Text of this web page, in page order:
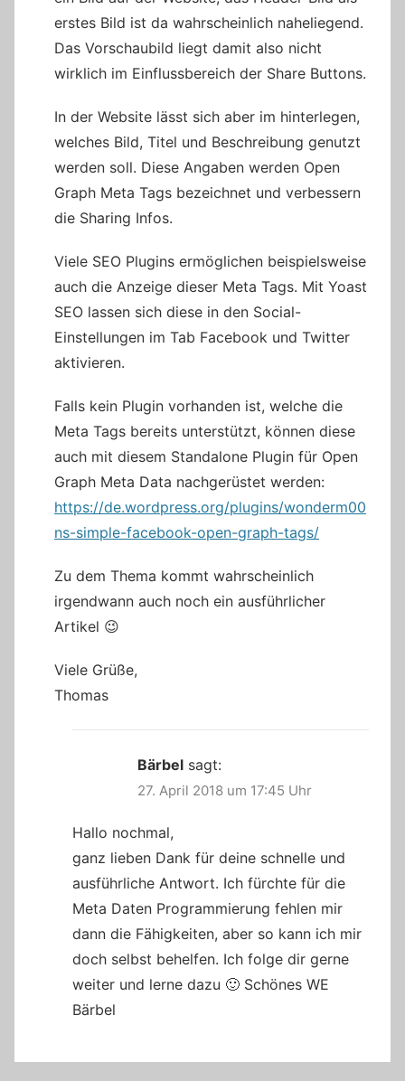
erstes Bild ist da wahrscheinlich naheliegend.
Das Vorschaubild liegt damit also nicht
wirklich im Einflussbereich der Share Buttons.
In der Website lässt sich aber im hinterlegen,
welches Bild, Titel und Beschreibung genutzt
werden soll. Diese Angaben werden Open
Graph Meta Tags bezeichnet und verbessern
die Sharing Infos.
Viele SEO Plugins ermöglichen beispielsweise
auch die Anzeige dieser Meta Tags. Mit Yoast
SEO lassen sich diese in den Social-
Einstellungen im Tab Facebook und Twitter
aktivieren.
Falls kein Plugin vorhanden ist, welche die
Meta Tags bereits unterstützt, können diese
auch mit diesem Standalone Plugin für Open
Graph Meta Data nachgerüstet werden:
https://de.wordpress.org/plugins/wonderm00
ns-simple-facebook-open-graph-tags/
Zu dem Thema kommt wahrscheinlich
irgendwann auch noch ein ausführlicher
Artikel 😉
Viele Grüße,
Thomas
Bärbel sagt:
27. April 2018 um 17:45 Uhr
Hallo nochmal,
ganz lieben Dank für deine schnelle und
ausführliche Antwort. Ich fürchte für die
Meta Daten Programmierung fehlen mir
dann die Fähigkeiten, aber so kann ich mir
doch selbst behelfen. Ich folge dir gerne
weiter und lerne dazu 🙂 Schönes WE
Bärbel